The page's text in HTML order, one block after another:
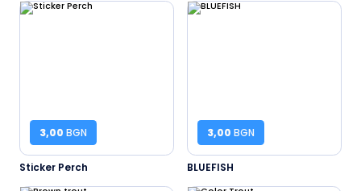
3,00 BGN
Sticker Perch
3,00 BGN
BLUEFISH